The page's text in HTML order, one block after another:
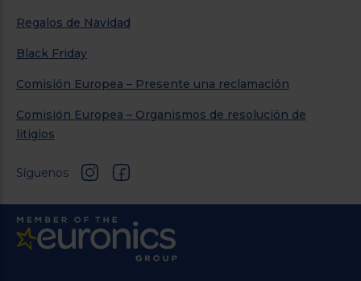
Regalos de Navidad
Black Friday
Comisión Europea – Presente una reclamación
Comisión Europea – Organismos de resolución de
litigios
Síguenos